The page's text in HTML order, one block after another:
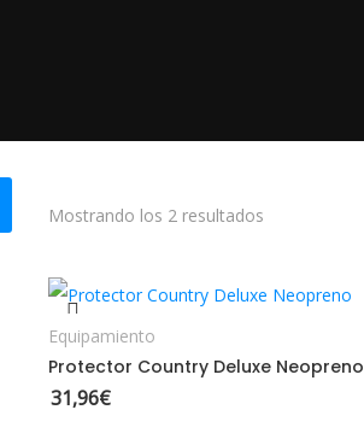
Mostrando los 2 resultados
Equipamiento
Protector Country Deluxe Neopreno
31,96€